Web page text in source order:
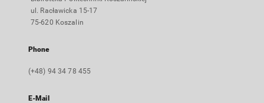
ul. Racławicka 15-17
75-620 Koszalin
Phone
(+48) 94 34 78 455
E-Mail